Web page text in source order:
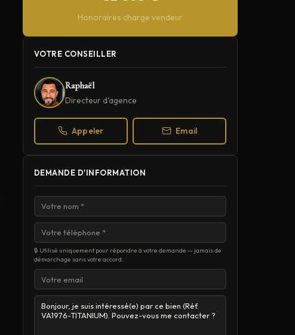
Honoraires charge vendeur
VOTRE CONSEILLER
Raphaël
Directeur d'agence
Appeler Email
DEMANDE D'INFORMATION
🔒 Utilisé uniquement pour répondre à votre demande — jamais de
démarchage sans votre accord.